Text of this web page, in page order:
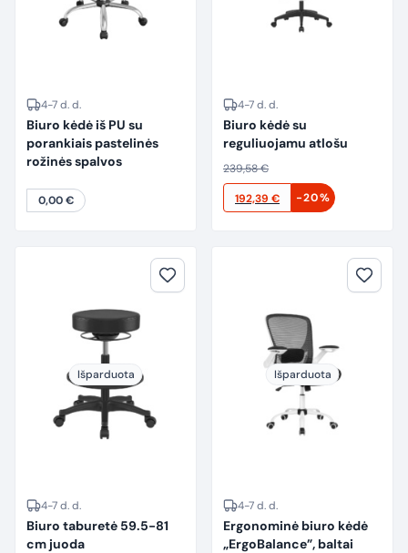
4-7 d. d.
Biuro kėdė iš PU su
porankiais pastelinės
rožinės spalvos
0,00€
4-7 d. d.
Biuro kėdė su
reguliuojamu atlošu
239,58€
Original
price
192,39 €
Current
price
192,39 €.
-20%
Išparduota
4-7 d. d.
Biuro taburetė 59.5-81
cm juoda
Išparduota
4-7 d. d.
Ergonominė biuro kėdė
„ErgoBalance”, baltai